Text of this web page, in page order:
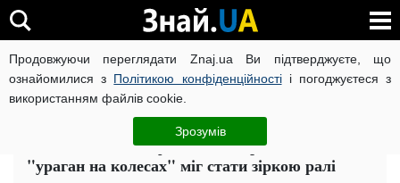
Продовжуючи переглядати Znaj.ua Ви підтверджуєте, що
ознайомилися з Політикою конфіденційностіі погоджуєтеся з
використанням файлів cookie.
Зрозумів
ВІЙНА РОСІЇ ПРОТИ УКРАЇНИ КОРОНАВІРУС В УКРАЇНІ
Auto.Знай ЧИТАТЬ НА РУССКОМ
Маловідома модифікація "Таврії": цей
"ураган на колесах" міг стати зіркою ралі